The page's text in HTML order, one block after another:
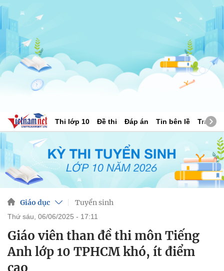
Thi lớp 10 Đề thi Đáp án Tin bên lề Tra
Giáo dục Tuyển sinh
thứ sáu, 06/06/2025 - 17:11
Giáo viên than đề thi môn Tiếng
Anh lớp 10 TPHCM khó, ít điểm
cao